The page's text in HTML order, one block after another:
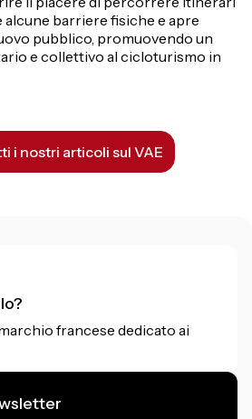
alcune barriere fisiche e apre
pubblico, promuovendo un
e collettivo al cicloturismo in
i nostri articoli sul VAE
marchio francese dedicato ai